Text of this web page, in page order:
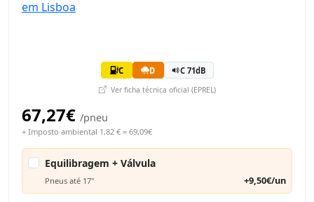
C D C 71dB
Ver ficha técnica oficial (EPREL)
67,27€ /pneu
+ Imposto ambiental 1,82 € = 69,09€
Equilibragem + Válvula
Pneus até 17" +9,50€/un